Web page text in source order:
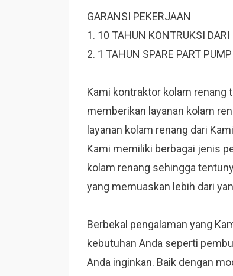
GARANSI PEKERJAAN
1. 10 TAHUN KONTRUKSI DARI
2. 1 TAHUN SPARE PART
Kami kontraktor kolam renang
memberikan layanan kolam
layanan kolam renang dari
Kami memiliki berbagai jenis
kolam renang sehingga
yang memuaskan lebih dari
Berbekal pengalaman yang
kebutuhan Anda seperti
Anda inginkan. Baik dengan